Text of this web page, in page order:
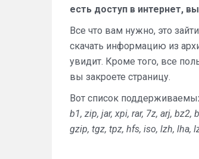
есть доступ в интернет,
Все что вам нужно, это
скачать информацию из
увидит. Кроме того, все
вы закроете страницу.
Вот список
b1, zip, jar, xpi, rar, 7z, arj,
gzip, tgz, tpz, hfs, iso, lzh, lha,